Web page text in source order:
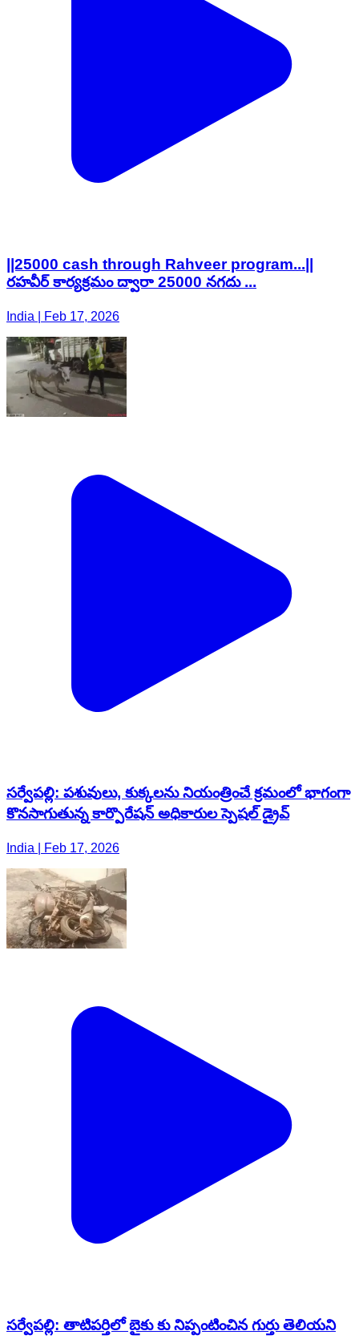
||25000 cash through Rahveer program...||
రహవీర్ కార్యక్రమం ద్వారా 25000 నగదు ...
India | Feb 17, 2026
సర్వేపల్లి: పశువులు, కుక్కలను నియంత్రించే క్రమంలో భాగంగా
కొనసాగుతున్న కార్పొరేషన్ అధికారుల స్పెషల్ డ్రైవ్
India | Feb 17, 2026
సర్వేపల్లి: తాటిపర్తిలో బైకు కు నిప్పంటించిన గుర్తు తెలియని